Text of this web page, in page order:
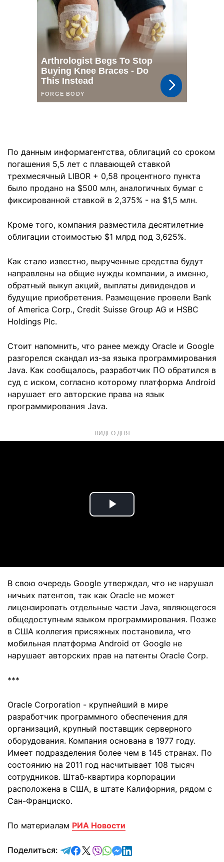
По данным информагентства, облигаций со сроком
погашения 5,5 лет с плавающей ставкой
трехмесячный LIBOR + 0,58 процентного пункта
было продано на $500 млн, аналогичных бумаг с
фиксированной ставкой в 2,375% - на $1,5 млн.
Кроме того, компания разместила десятилетние
облигации стоимостью $1 млрд под 3,625%.
Как стало известно, вырученные средства будут
направлены на общие нужды компании, а именно,
обратный выкуп акций, выплаты дивидендов и
будущие приобретения. Размещение провели Bank
of America Corp., Credit Suisse Group AG и HSBC
Holdings Plc.
Стоит напомнить, что ранее между Oracle и Google
разгорелся скандал из-за языка программирования
Java. Как сообщалось, разработчик ПО обратился в
суд с иском, согласно которому платформа Android
нарушает его авторские права на язык
программирования Java.
ВИДЕО ДНЯ
Play
В свою очередь Google утверждал, что не нарушал
ничьих патентов, так как Oracle не может
лицензировать отдельные части Java, являющегося
общедоступным языком программирования. Позже
в США коллегия присяжных постановила, что
мобильная платформа Android от Google не
нарушает авторских прав на патенты Oracle Corp.
***
Oracle Corporation - крупнейший в мире
разработчик программного обеспечения для
организаций, крупный поставщик серверного
оборудования. Компания основана в 1977 году.
Имеет подразделения более чем в 145 странах. По
состоянию на 2011 год насчитывает 108 тысяч
сотрудников. Штаб-квартира корпорации
расположена в США, в штате Калифорния, рядом с
Сан-Франциско.
По материалам РИА Новости
Поделиться: отправить в Telegram
поделиться в Facebook
поделиться в X
отправить в Viber
отправить в Whatsapp
отправить в Messenger
отправить в LinkedIn